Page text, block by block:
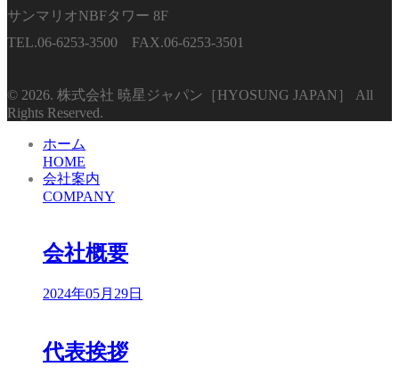
サンマリオNBFタワー 8F
TEL.06-6253-3500 FAX.06-6253-3501
© 2026. 株式会社 暁星ジャパン［HYOSUNG JAPAN］ All
Rights Reserved.
ホーム
HOME
会社案内
COMPANY
会社概要
2024年05月29日
代表挨拶